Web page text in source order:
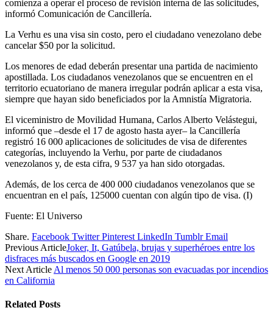
comienza a operar el proceso de revisión interna de las solicitudes,
informó Comunicación de Cancillería.
La Verhu es una visa sin costo, pero el ciudadano venezolano debe
cancelar $50 por la solicitud.
Los menores de edad deberán presentar una partida de nacimiento
apostillada. Los ciudadanos venezolanos que se encuentren en el
territorio ecuatoriano de manera irregular podrán aplicar a esta visa,
siempre que hayan sido beneficiados por la Amnistía Migratoria.
El viceministro de Movilidad Humana, Carlos Alberto Velástegui,
informó que –desde el 17 de agosto hasta ayer– la Cancillería
registró 16 000 aplicaciones de solicitudes de visa de diferentes
categorías, incluyendo la Verhu, por parte de ciudadanos
venezolanos y, de esta cifra, 9 537 ya han sido otorgadas.
Además, de los cerca de 400 000 ciudadanos venezolanos que se
encuentran en el país, 125000 cuentan con algún tipo de visa. (I)
Fuente: El Universo
Share. Facebook Twitter Pinterest LinkedIn Tumblr Email
Previous ArticleJoker, It, Gatúbela, brujas y superhéroes entre los
disfraces más buscados en Google en 2019
Next Article Al menos 50 000 personas son evacuadas por incendios
en California
Related Posts